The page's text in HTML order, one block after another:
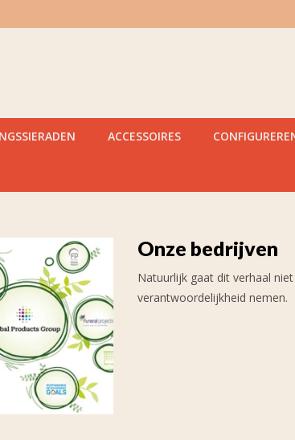
ACCESSOIRES
Onze bedrijven
Natuurlijk gaat dit verhaal
verantwoordelijkheid nemen.